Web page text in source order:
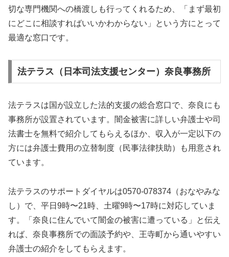
切な専門機関への橋渡しも行ってくれるため、「まず最初
にどこに相談すればいいかわからない」という方にとって
最適な窓口です。
法テラス（日本司法支援センター）奈良事務所
法テラスは国が設立した法的支援の総合窓口で、奈良にも
事務所が設置されています。闇金被害に詳しい弁護士や司
法書士を無料で紹介してもらえるほか、収入が一定以下の
方には弁護士費用の立替制度（民事法律扶助）も用意され
ています。
法テラスのサポートダイヤルは0570-078374（おなやみな
し）で、平日9時〜21時、土曜9時〜17時に対応していま
す。「奈良に住んでいて闇金の被害に遭っている」と伝え
れば、奈良事務所での面談予約や、王寺町から通いやすい
弁護士の紹介をしてもらえます。